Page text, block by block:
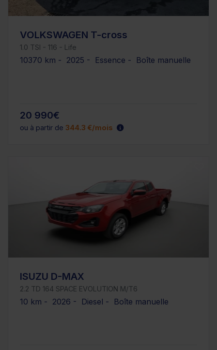
VOLKSWAGEN T-cross
1.0 TSI - 116 - Life
10370 km - 2025 - Essence - Boîte manuelle
20 990€
ou à partir de 344.3 €/mois
ISUZU D-MAX
2.2 TD 164 SPACE EVOLUTION M/T6
10 km - 2026 - Diesel - Boîte manuelle